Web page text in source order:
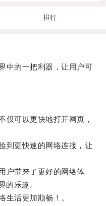
排行
的一把利器，让用户可
可以更快地打开网页，
更快速的网络连接，让
带来了更好的网络体
的乐趣。
活更加顺畅！。